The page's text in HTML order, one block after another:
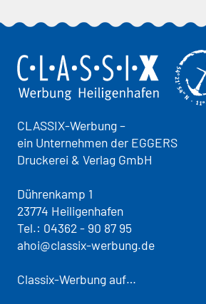
CLASSIX-Werbung –
ein Unternehmen der EGGERS
Druckerei & Verlag GmbH
Dührenkamp 1
23774 Heiligenhafen
Tel.: 04362 - 90 87 95
ahoi@classix-werbung.de
Classix-Werbung auf…